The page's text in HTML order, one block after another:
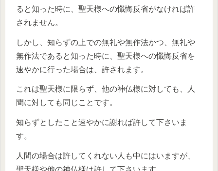
ると知った時に、聖天様への懺悔反省がなければ許
されません。
しかし、知らずの上での無礼や無作法かつ、無礼や
無作法であると知った時に、聖天様への懺悔反省を
速やかに行った場合は、許されます。
これは聖天様に限らず、他の神仏様に対しても、人
間に対しても同じことです。
知らずとしたこと速やかに謝れば許して下さいま
す。
人間の場合は許してくれない人も中にはいますが、
聖天様や他の神仏様は許して下さいます。